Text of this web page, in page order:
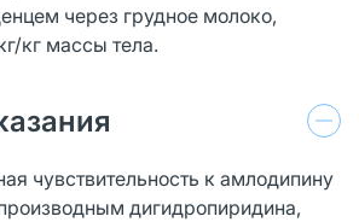
через грудное молоко,
кг массы тела.
чувствительность к амлодипину
дигидропиридина,